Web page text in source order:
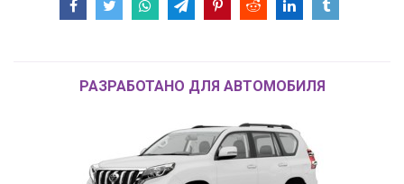
РАЗРАБОТАНО ДЛЯ АВТОМОБИЛЯ